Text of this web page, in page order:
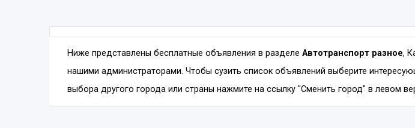
Ниже представлены бесплатные объявления в разделе Автотранспорт разное,
нашими администраторами. Чтобы сузить список объявлений выберите
выбора другого города или страны нажмите на ссылку "Сменить город" в левом